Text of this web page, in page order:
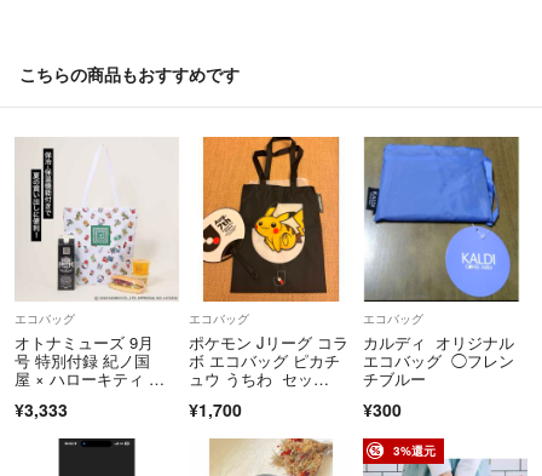
こちらの商品もおすすめです
エコバッグ
オトナミューズ 9月
号 特別付録 紀ノ国
屋 × ハローキティ ジ
ッグ
¥3,333
エコバッグ
ポケモン Jリーグ コラ
ボ エコバッグ ピカチ
ュウ うちわ セッ
¥1,700
エコバッグ
カルディ オリジナル
エコバッグ ◯フレン
チブルー
¥300
3%還元